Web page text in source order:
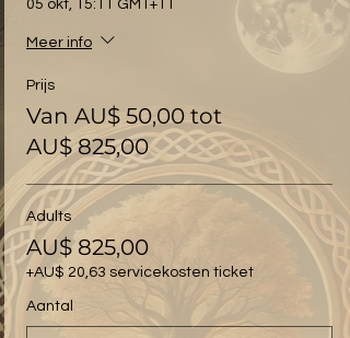
05 okt, 15:11 GMT+11
Meer info
Prijs
Van AU$ 50,00 tot
AU$ 825,00
Adults
AU$ 825,00
+AU$ 20,63 servicekosten ticket
Aantal